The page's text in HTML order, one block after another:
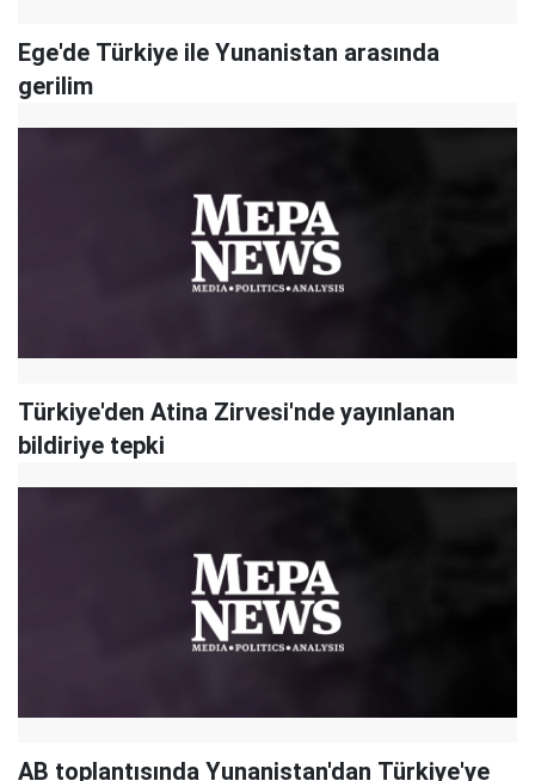
Ege'de Türkiye ile Yunanistan arasında
gerilim
Türkiye'den Atina Zirvesi'nde yayınlanan
bildiriye tepki
AB toplantısında Yunanistan'dan Türkiye'ye